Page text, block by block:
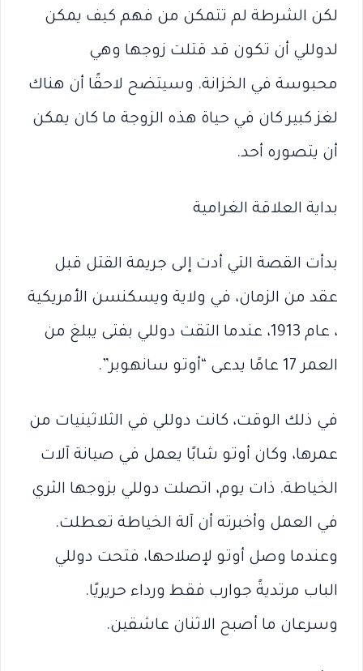
لكن الشرطة لم تتمكن من فهم كيف يمكن
لدوللي أن تكون قد قتلت زوجها وهي
محبوسة في الخزانة. وسيتضح لاحقًا أن هناك
لغز كبير كان في حياة هذه الزوجة ما كان يمكن
أن يتصوره أحد.
بداية العلاقة الغرامية
بدأت القصة التي أدت إلى جريمة القتل قبل
عقد من الزمان، في ولاية ويسكنسن الأمريكية
، عام 1913، عندما التقت دوللي بفتى يبلغ من
العمر 17 عامًا يدعى “أوتو سانهوبر”.
في ذلك الوقت، كانت دوللي في الثلاثينيات من
عمرها، وكان أوتو شابًا يعمل في صيانة آلات
الخياطة. ذات يوم، اتصلت دوللي بزوجها الثري
في العمل وأخبرته أن آلة الخياطة تعطلت.
وعندما وصل أوتو لإصلاحها، فتحت دوللي
الباب مرتديةً جوارب فقط ورداء حريريًا.
وسرعان ما أصبح الاثنان عاشقين.